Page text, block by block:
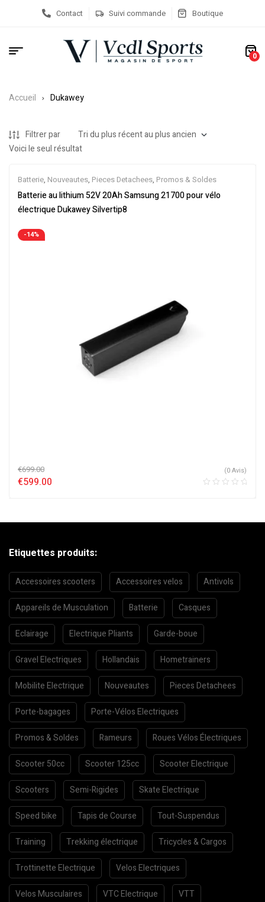
Contact Suivi commande Boutique
0
Accueil Dukawey
Filtrer par
Voici le seul résultat
Batterie, Nouveautes, Pieces Detachees, Promos & Soldes
Batterie au lithium 52V 20Ah Samsung 21700 pour vélo
électrique Dukawey Silvertip8
-14%
€699.00
€599.00
(0 Avis)
Etiquettes produits:
Accessoires scooters Accessoires velos Antivols
Appareils de Musculation Batterie Casques
Eclairage Electrique Pliants Garde-boue
Gravel Electriques Hollandais Hometrainers
Mobilite Electrique Nouveautes Pieces Detachees
Porte-bagages Porte-Vélos Electriques
Promos & Soldes Rameurs Roues Vélos Électriques
Scooter 50cc Scooter 125cc Scooter Electrique
Scooters Semi-Rigides Skate Electrique
Speed bike Tapis de Course Tout-Suspendus
Training Trekking électrique Tricycles & Cargos
Trottinette Electrique Velos Electriques
Velos Musculaires VTC Electrique VTT